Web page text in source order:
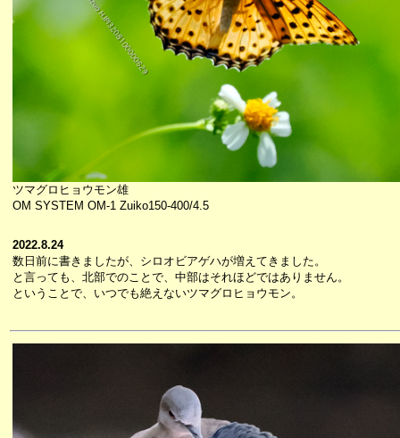
ツマグロヒョウモン雄
OM SYSTEM OM-1 Zuiko150-400/4.5
2022.8.24
数日前に書きましたが、シロオビアゲハが増えてきました。
と言っても、北部でのことで、中部はそれほどではありません。
ということで、いつでも絶えないツマグロヒョウモン。